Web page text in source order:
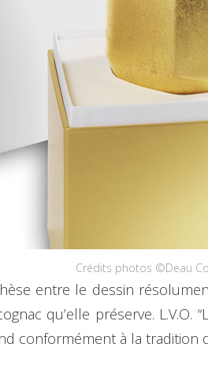
Crédits photos ©Deau
entre le dessin
qu’elle préserve. L.V.O.
conformément à la tradition